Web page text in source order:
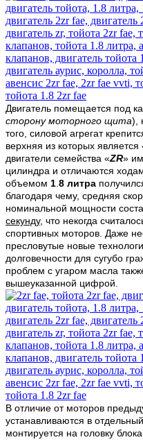
Двигатель помещается под
сторону моторного щита),
того, силовой агрегат
верхняя из которых является
двигатели семейства «ZR»
цилиндра и отличаются
объемом 1 8 литра
благодаря чему, средняя
номинальной мощности
секунду, что некогда
спортивных моторов. Даже
пресловутые новые
долговечности для сугубо
проблем с угаром масла
вышеуказанной цифрой.
В отличие от моторов
устанавливаются в
монтируется на головку